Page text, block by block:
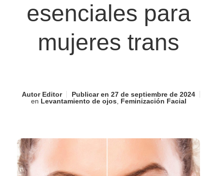
esenciales para
mujeres trans
AutorEditor Publicar en 27 de septiembre de 2024
en Levantamiento de ojos, Feminización Facial